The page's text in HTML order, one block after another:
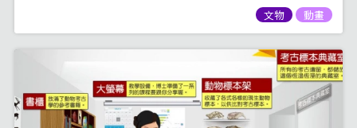
文物 動畫